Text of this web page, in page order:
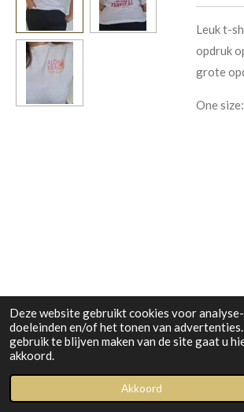
Deze website gebruikt cookies voor analyse-
doeleinden en/of het tonen van
gebruik te blijven maken van de site gaat u
akkoord.
Akkoord
Leuk t-
opdruk
grote
One